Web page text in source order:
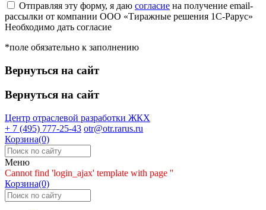
Отправляя эту форму, я даю согласие на получение email-
рассылки от компании ООО «Тиражные решения 1С-Рарус»
Необходимо дать согласие
*поле обязательно к заполнению
Вернуться на сайт
Вернуться на сайт
Центр отраслевой разработки ЖКХ
+ 7 (495) 777-25-43 otr@otr.rarus.ru
Корзина(0)
Меню
Cannot find 'login_ajax' template with page ''
Корзина(0)